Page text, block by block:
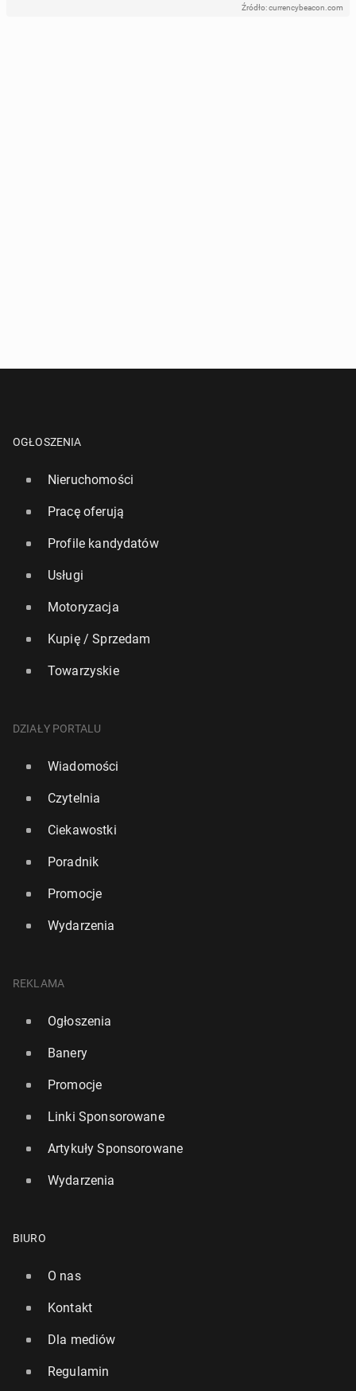
Źródło: currencybeacon.com
OGŁOSZENIA
Nieruchomości
Pracę oferują
Profile kandydatów
Usługi
Motoryzacja
Kupię / Sprzedam
Towarzyskie
DZIAŁY PORTALU
Wiadomości
Czytelnia
Ciekawostki
Poradnik
Promocje
Wydarzenia
REKLAMA
Ogłoszenia
Banery
Promocje
Linki Sponsorowane
Artykuły Sponsorowane
Wydarzenia
BIURO
O nas
Kontakt
Dla mediów
Regulamin